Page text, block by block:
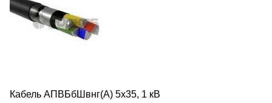
Кабель АПВБбШвнг(А) 5х35, 1 кВ